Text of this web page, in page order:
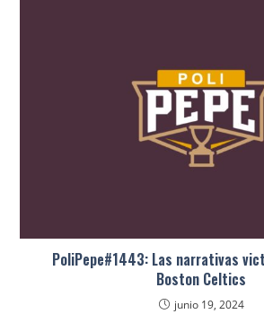
PoliPepe#1443: Las narrativas
Boston Celtics
junio 19, 2024